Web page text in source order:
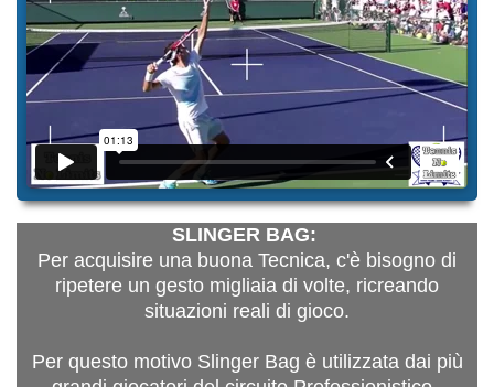
SLINGER BAG:
Per acquisire una buona Tecnica, c'è bisogno di
ripetere un gesto migliaia di volte, ricreando
situazioni reali di gioco.
Per questo motivo Slinger Bag è utilizzata dai più